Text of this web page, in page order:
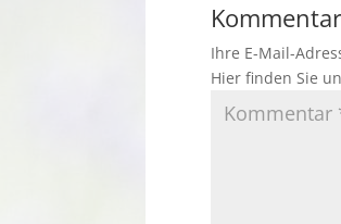
Ihre E-Mail-
Hier finden Sie